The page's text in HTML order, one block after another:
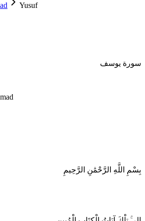
Yusuf
سورة يوسف
بِسْمِ اللَّهِ الرَّحْمَٰنِ الرَّحِيمِ